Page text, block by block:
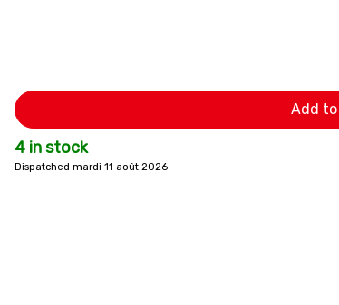
Add
4 in stock
Dispatched mardi 11 août 2026